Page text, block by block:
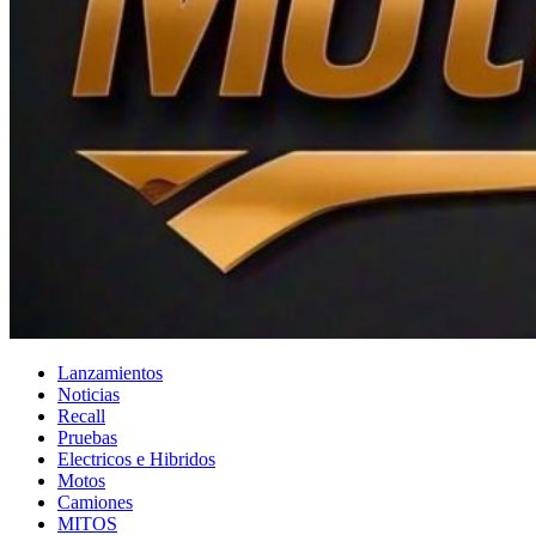
Lanzamientos
Noticias
Recall
Pruebas
Electricos e Hibridos
Motos
Camiones
MITOS